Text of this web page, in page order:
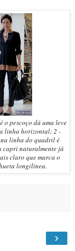
o pescoço dá uma leve
linha horizontal;2 -
na linha do quadrilé
capri naturalmente já
claro que marca o
longilínea.
›